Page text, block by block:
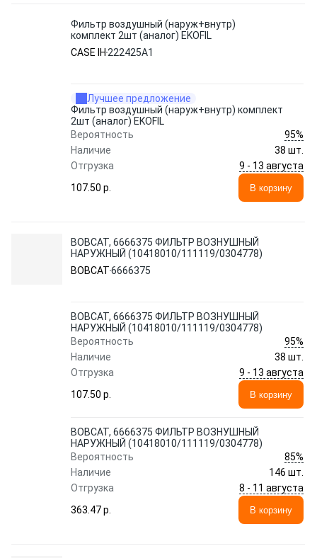
Фильтр воздушный (наруж+внутр)
комплект 2шт (аналог) EKOFIL
CASE IH 222425A1
Лучшее предложение
Фильтр воздушный (наруж+внутр) комплект
2шт (аналог) EKOFIL
Вероятность
95%
Наличие
38 шт.
Отгрузка
9 - 13 августа
107.50 p.
В корзину
BOBCAT, 6666375 ФИЛЬТР ВОЗНУШНЫЙ
НАРУЖНЫЙ (10418010/111119/0304778)
BOBCAT6666375
BOBCAT, 6666375 ФИЛЬТР ВОЗНУШНЫЙ
НАРУЖНЫЙ (10418010/111119/0304778)
Вероятность
95%
Наличие
38 шт.
Отгрузка
9 - 13 августа
107.50 p.
В корзину
BOBCAT, 6666375 ФИЛЬТР ВОЗНУШНЫЙ
НАРУЖНЫЙ (10418010/111119/0304778)
Вероятность
85%
Наличие
146 шт.
Отгрузка
8 - 11 августа
363.47 p.
В корзину